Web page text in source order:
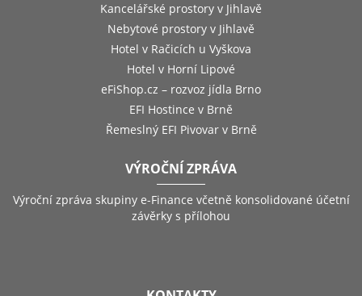
Kancelářské prostory v Jihlavě
Nebytové prostory v Jihlavě
Hotel v Račicích u Vyškova
Hotel v Horní Lipové
eFiShop.cz – rozvoz jídla Brno
EFI Hostince v Brně
Řemeslný EFI Pivovar v Brně
VÝROČNÍ ZPRÁVA
Výroční zpráva skupiny e-Finance včetně konsolidované účetní
závěrky s přílohou